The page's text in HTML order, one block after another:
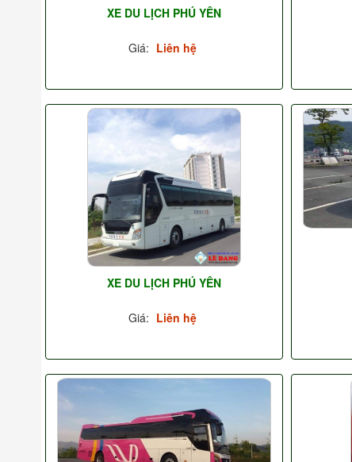
XE DU LỊCH PHÚ YÊN
Giá: Liên hệ
XE DU LỊCH PHÚ YÊN
Giá: Liên hệ